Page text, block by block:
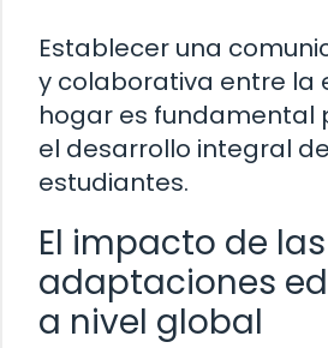
Establecer una
y colaborativa entre la
hogar es fundamental
el desarrollo integral
estudiantes.
El impacto de las
adaptaciones
a nivel global